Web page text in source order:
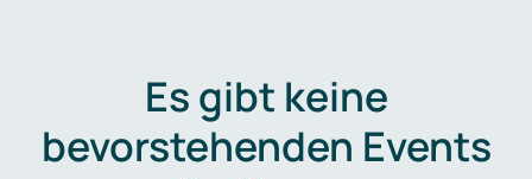
Es gibt keine
bevorstehenden Events